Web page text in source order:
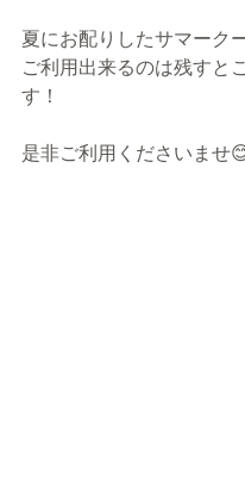
夏にお配りしたサマーク
ご利用出来るのは残すと
す！
是非ご利用くださいませ